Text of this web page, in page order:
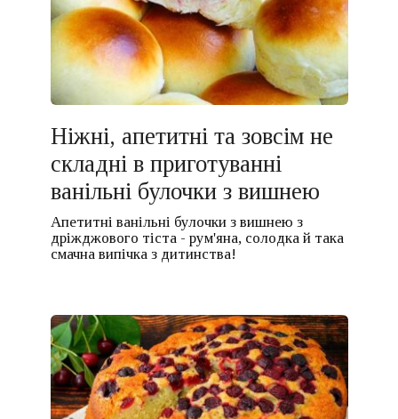
Ніжні, апетитні та зовсім не
складні в приготуванні
ванільні булочки з вишнею
Апетитні ванільні булочки з вишнею з
дріжджового тіста - рум'яна, солодка й така
смачна випічка з дитинства!